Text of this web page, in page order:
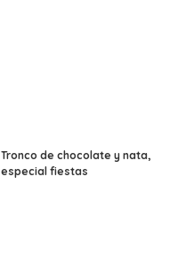
Tronco de chocolate y nata,
especial fiestas